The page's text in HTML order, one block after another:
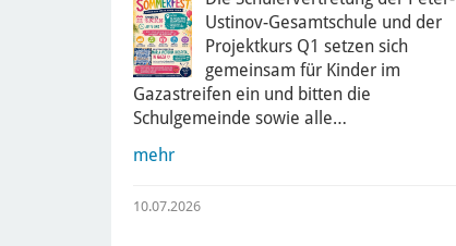
Ustinov-Gesamtschule und der
Projektkurs Q1 setzen sich
gemeinsam für Kinder im
Gazastreifen ein und bitten die
Schulgemeinde sowie alle…
mehr
10.07.2026